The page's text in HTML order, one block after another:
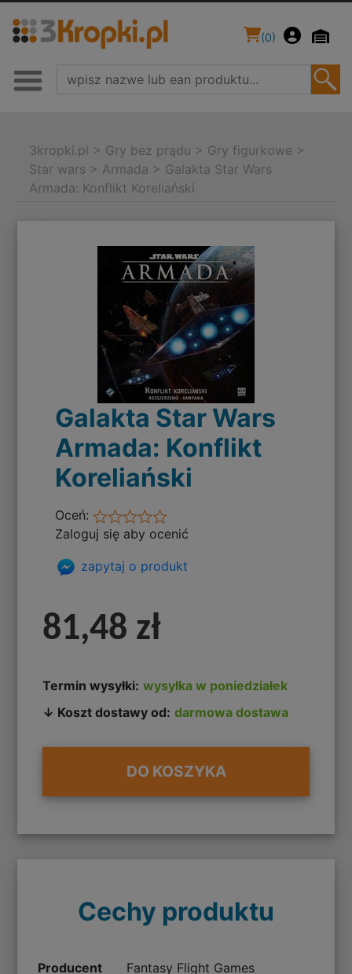
(0)
3kropki.pl > Gry bez prądu > Gry figurkowe >
Star wars > Armada > Galakta Star Wars
Armada: Konflikt Koreliański
Galakta Star Wars
Armada: Konflikt
Koreliański
Oceń:
Zaloguj się aby ocenić
zapytaj o produkt
81,48 zł
Termin wysyłki: wysyłka w poniedziałek
↓ Koszt dostawy od: darmowa dostawa
DO KOSZYKA
Cechy produktu
Producent Fantasy Flight Games